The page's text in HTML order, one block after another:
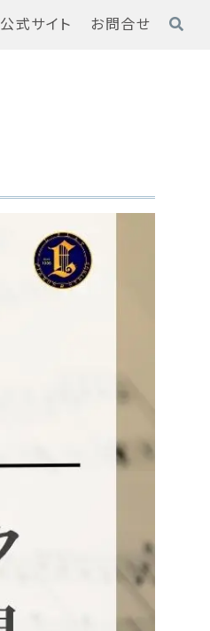
公式サイト お問合せ